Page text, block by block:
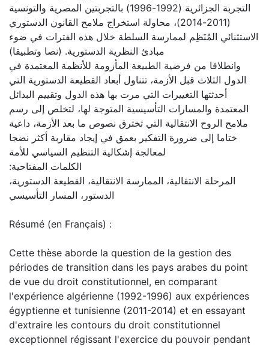
التجربة الجزائرية (1992-1996) بالتجربتين المصرية والتونسية
(2011-2014)، محاولة استخراج ملامح القانون الدستوري
الاستثنائي المُنَظِم لممارسة السلطة خلال هذه الفترات في ضوء
مبادئ النظرية الدستورية. (نصا وتطبيقا)
وانطلاقا من فرضية الطبيعة المأزومة للأنظمة المعتمدة في
الدول الثلاث قبل الأزمة، تتناول أبعاد القطيعة الدستورية التي
أحدثتها التغييرات التي مرت بها هذه الدول وتقييم البدائل
المعتمدة والمسارات التأسيسية المتوجة لها، لتخلص إلى رسم
ملامح الروح الانتقالية التي تخترق نصوص ما بعد الأزمة، داعية
ختاما إلى ضرورة التفكير بعمق في إيجاد مقاربة أكثر نضجا
لمعالجة إشكالية التنظيم السياسي للأمة
:الكلمات المفتاحية
المرحلة الانتقالية، الممارسة الانتقالية، القطيعة الدستورية،
الدستور، المسار التأسيسي
Résumé (en Français) :
Cette thèse aborde la question de la gestion des
périodes de transition dans les pays arabes du point
de vue du droit constitutionnel, en comparant
l'expérience algérienne (1992-1996) aux expériences
égyptienne et tunisienne (2011-2014) et en essayant
d'extraire les contours du droit constitutionnel
exceptionnel régissant l'exercice du pouvoir pendant